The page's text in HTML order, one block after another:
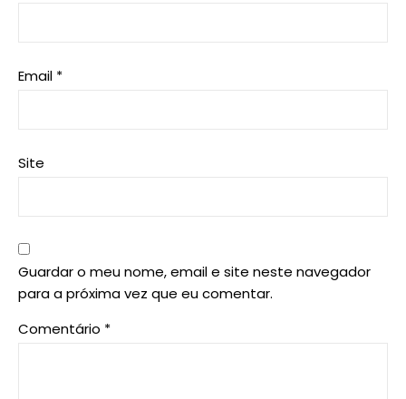
Email *
Site
Guardar o meu nome, email e site neste navegador
para a próxima vez que eu comentar.
Comentário *